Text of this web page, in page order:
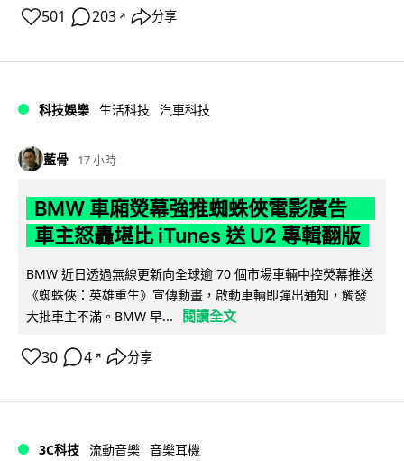
501 203 ↗ 分享
科技娛樂 生活科技 汽車科技
藍骨 17 小時
BMW 車廂熒幕強推蜘蛛俠電影廣告
車主怒轟堪比 iTunes 送 U2 專輯翻版
BMW 近日透過無線更新向全球逾 70 個市場車輛中控熒幕推送
《蜘蛛俠：英雄重生》宣傳動畫，啟動車輛即彈出通知，觸發
大批車主不滿。BMW 早...
閱讀全文
30 4 ↗ 分享
3C科技 流動音樂 音樂耳機